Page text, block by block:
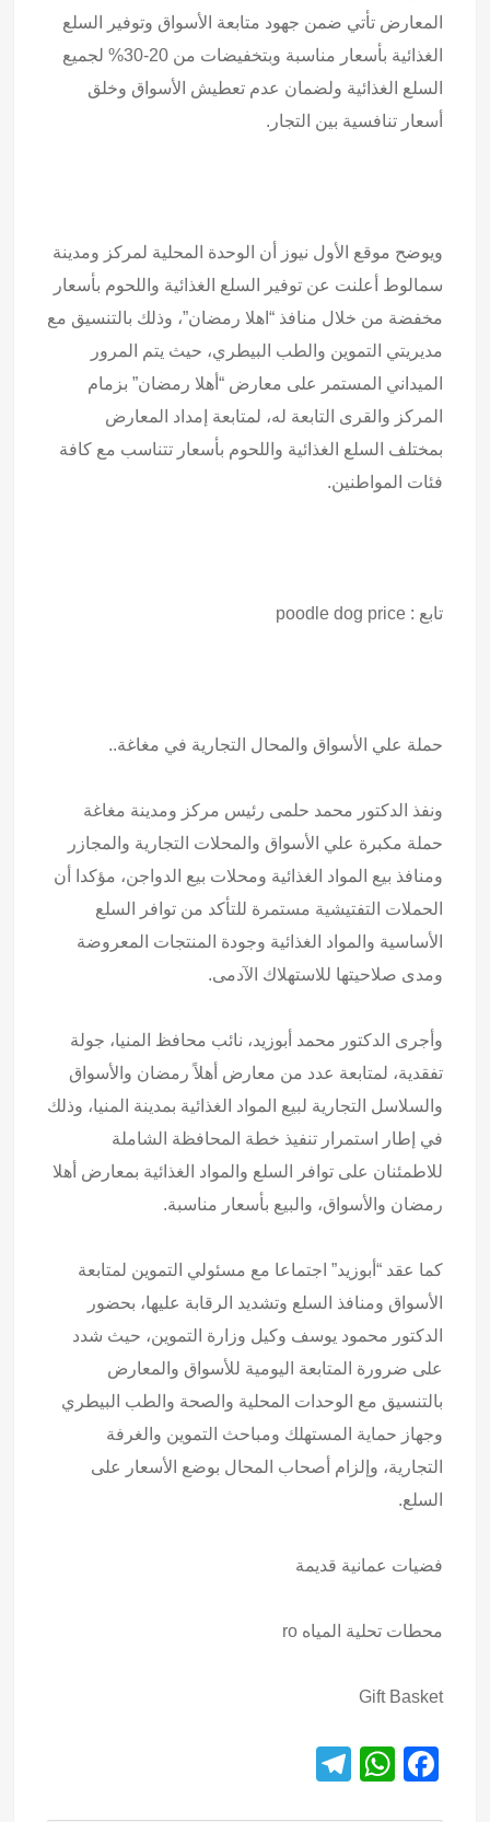
المعارض تأتي ضمن جهود متابعة الأسواق وتوفير السلع
الغذائية بأسعار مناسبة وبتخفيضات من 20-30% لجميع
السلع الغذائية ولضمان عدم تعطيش الأسواق وخلق
أسعار تنافسية بين التجار.
ويوضح موقع الأول نيوز أن الوحدة المحلية لمركز ومدينة
سمالوط أعلنت عن توفير السلع الغذائية واللحوم بأسعار
مخفضة من خلال منافذ “اهلا رمضان”، وذلك بالتنسيق مع
مديريتي التموين والطب البيطري، حيث يتم المرور
الميداني المستمر على معارض “أهلا رمضان” بزمام
المركز والقرى التابعة له، لمتابعة إمداد المعارض
بمختلف السلع الغذائية واللحوم بأسعار تتناسب مع كافة
فئات المواطنين.
تابع : poodle dog price
حملة علي الأسواق والمحال التجارية في مغاغة..
ونفذ الدكتور محمد حلمى رئيس مركز ومدينة مغاغة
حملة مكبرة علي الأسواق والمحلات التجارية والمجازر
ومنافذ بيع المواد الغذائية ومحلات بيع الدواجن، مؤكدا أن
الحملات التفتيشية مستمرة للتأكد من توافر السلع
الأساسية والمواد الغذائية وجودة المنتجات المعروضة
ومدى صلاحيتها للاستهلاك الآدمى.
وأجرى الدكتور محمد أبوزيد، نائب محافظ المنيا، جولة
تفقدية، لمتابعة عدد من معارض أهلاً رمضان والأسواق
والسلاسل التجارية لبيع المواد الغذائية بمدينة المنيا، وذلك
في إطار استمرار تنفيذ خطة المحافظة الشاملة
للاطمئنان على توافر السلع والمواد الغذائية بمعارض أهلا
رمضان والأسواق، والبيع بأسعار مناسبة.
كما عقد “أبوزيد” اجتماعا مع مسئولي التموين لمتابعة
الأسواق ومنافذ السلع وتشديد الرقابة عليها، بحضور
الدكتور محمود يوسف وكيل وزارة التموين، حيث شدد
على ضرورة المتابعة اليومية للأسواق والمعارض
بالتنسيق مع الوحدات المحلية والصحة والطب البيطري
وجهاز حماية المستهلك ومباحث التموين والغرفة
التجارية، وإلزام أصحاب المحال بوضع الأسعار على
السلع.
فضيات عمانية قديمة
محطات تحلية المياه ro
Gift Basket
F
W